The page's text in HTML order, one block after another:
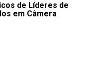
de Líderes de
em Câmera